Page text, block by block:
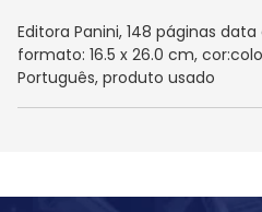
Editora Panini, 148 páginas
formato: 16.5 x 26.0 cm,
Português, produto usado